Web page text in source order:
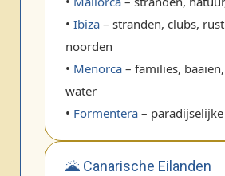
• Ibiza – stranden, clubs,
noorden
• Menorca – families,
water
• Formentera –
🌋 Canarische Eilanden